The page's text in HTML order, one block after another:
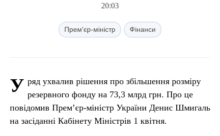
20:03
Прем'єр-міністр Фінанси
У ряд ухвалив рішення про збільшення розміру
резервного фонду на 73,3 млрд грн. Про це
повідомив Прем’єр-міністр України Денис Шмигаль
на засіданні Кабінету Міністрів 1 квітня.